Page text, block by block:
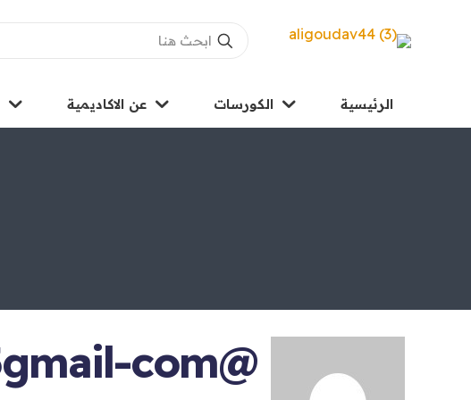
الرئيسية الكورسات عن الاكاديمية
@adam20140625gmail-com